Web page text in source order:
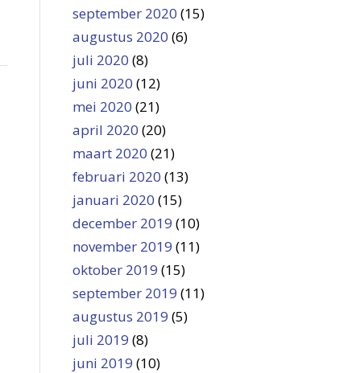
september 2020 (15)
augustus 2020 (6)
juli 2020 (8)
juni 2020 (12)
mei 2020 (21)
april 2020 (20)
maart 2020 (21)
februari 2020 (13)
januari 2020 (15)
december 2019 (10)
november 2019 (11)
oktober 2019 (15)
september 2019 (11)
augustus 2019 (5)
juli 2019 (8)
juni 2019 (10)